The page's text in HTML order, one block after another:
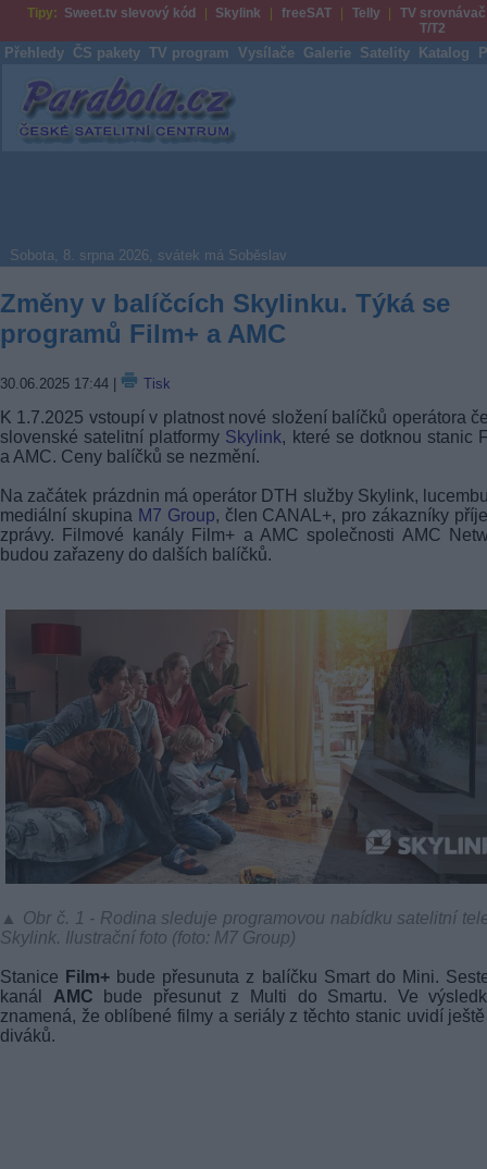
Tipy: Sweet.tv slevový kód Skylink freeSAT Telly
TV srovnávač
T/T2
Přehledy ČS pakety TV program Vysílače Galerie Satelity Katalog
Parabola.cz
Sobota, 8. srpna 2026, svátek má Soběslav
Změny v balíčcích Skylinku. Týká se
programů Film+ a AMC
30.06.2025 17:44 Tisk
K 1.7.2025 vstoupí v platnost nové složení balíčků operátora
slovenské satelitní platformy Skylink, které se dotknou stanic
a AMC. Ceny balíčků se nezmění.
Na začátek prázdnin má operátor DTH služby Skylink,
mediální skupina M7 Group, člen CANAL+, pro zákazníky
zprávy. Filmové kanály Film+ a AMC společnosti AMC
budou zařazeny do dalších balíčků.
▲ Obr č. 1 - Rodina sleduje programovou nabídku satelitní
Skylink. Ilustrační foto (foto: M7 Group)
Stanice Film+ bude přesunuta z balíčku Smart do Mini.
kanál AMC bude přesunut z Multi do Smartu. Ve
znamená, že oblíbené filmy a seriály z těchto stanic uvidí
diváků.